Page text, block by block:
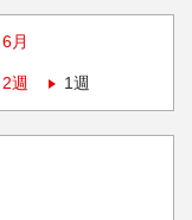
6月
2週 1週